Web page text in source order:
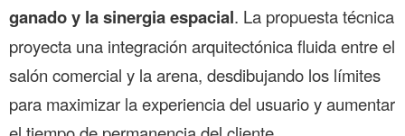
ganado y la sinergia espacial. La propuesta técnica
proyecta una integración arquitectónica fluida entre el
salón comercial y la arena, desdibujando los límites
para maximizar la experiencia del usuario y aumentar